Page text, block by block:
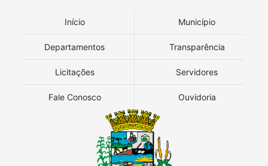
Início Município
Departamentos Transparência
Licitações Servidores
Fale Conosco Ouvidoria